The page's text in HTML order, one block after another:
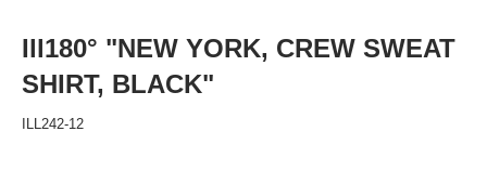
Ill180° "NEW YORK, CREW SWEAT
SHIRT, BLACK"
ILL242-12